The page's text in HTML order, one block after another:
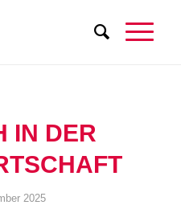
IN DER
2025